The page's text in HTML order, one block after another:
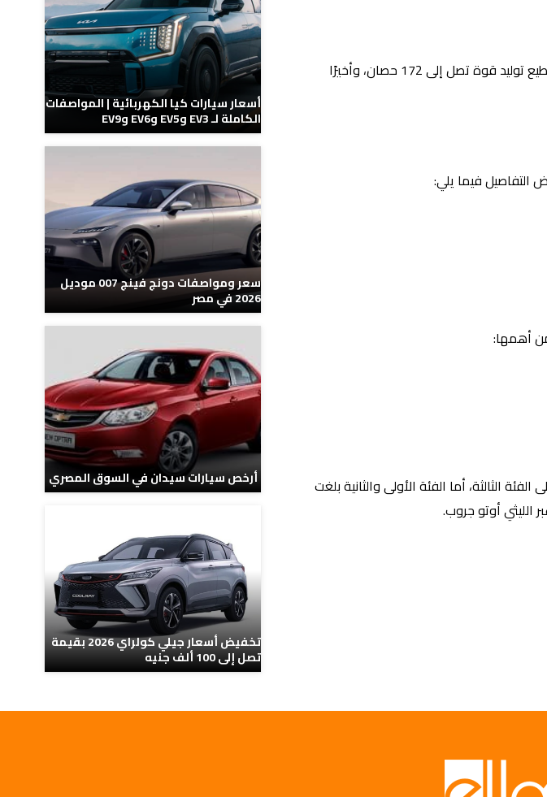
تعتمد هذه السيارة على محرك رباعي الاسطوانات، كما أن سعة المحرك تبلغ نحو 1.5 لتر، هذا ويستطيع توليد قوة تصل إلى 172 حصان، وأخيرًا
التفاصيل فيما يلي:
أهمها:
100 ألف جنيه على الفئة الثالثة، أما الفئة الأولى والثانية بلغت
أسعار سيارات كيا الكهربائية | المواصفات
الكاملة لـ EV3 وEV5 وEV6 وEV9
سعر ومواصفات دونج فينج 007 موديل
2026 في مصر
أرخص سيارات سيدان في السوق المصري
تخفيض أسعار جيلي كولراي 2026 بقيمة
تصل إلى 100 ألف جنيه